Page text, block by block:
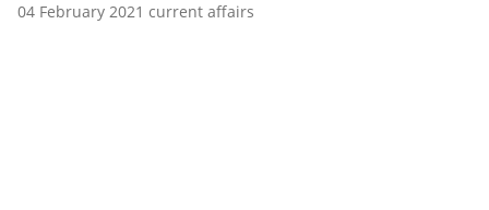
04 February 2021 current affairs